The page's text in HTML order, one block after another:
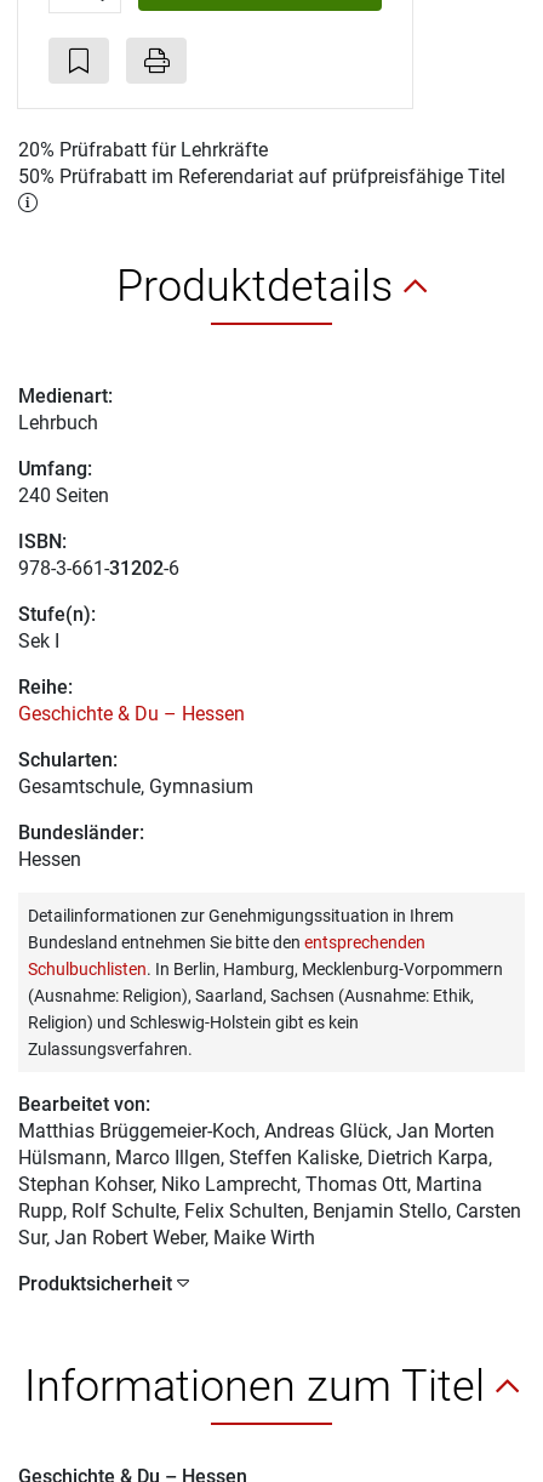
20% Prüfrabatt für Lehrkräfte
50% Prüfrabatt im Referendariat auf prüfpreisfähige Titel
Produktdetails
Medienart:
Lehrbuch
Umfang:
240 Seiten
ISBN:
978-3-661-31202-6
Stufe(n):
Sek I
Reihe:
Geschichte & Du – Hessen
Schularten:
Gesamtschule, Gymnasium
Bundesländer:
Hessen
Detailinformationen zur Genehmigungssituation in Ihrem
Bundesland entnehmen Sie bitte den entsprechenden
Schulbuchlisten. In Berlin, Hamburg, Mecklenburg-Vorpommern
(Ausnahme: Religion), Saarland, Sachsen (Ausnahme: Ethik,
Religion) und Schleswig-Holstein gibt es kein
Zulassungsverfahren.
Bearbeitet von:
Matthias Brüggemeier-Koch, Andreas Glück, Jan Morten
Hülsmann, Marco Illgen, Steffen Kaliske, Dietrich Karpa,
Stephan Kohser, Niko Lamprecht, Thomas Ott, Martina
Rupp, Rolf Schulte, Felix Schulten, Benjamin Stello, Carsten
Sur, Jan Robert Weber, Maike Wirth
Produktsicherheit
Informationen zum Titel
Geschichte & Du – Hessen